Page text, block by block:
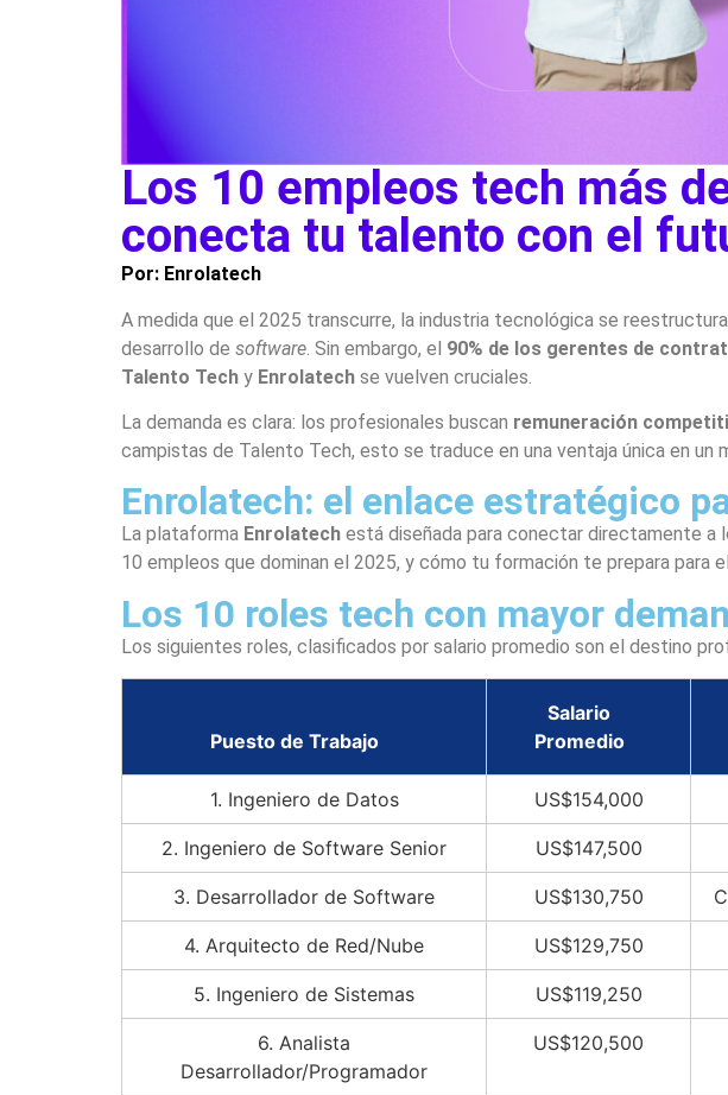
Los 10 empleos tech más
conecta tu talento con el
Por: Enrolatech
A medida que el 2025 transcurre, la industria tecnológica se
desarrollo de software . Sin embargo, el 90% de los gerentes de
Talento Tech y Enrolatech se vuelven cruciales.
La demanda es clara: los profesionales buscan remuneración
campistas de Talento Tech, esto se traduce en una ventaja única en un
Enrolatech: el enlace estratégico
La plataforma Enrolatech está diseñada para conectar directamente a
10 empleos que dominan el 2025, y cómo tu formación te prepara para
Los 10 roles tech con mayor
Los siguientes roles, clasificados por salario promedio son el destino
Puesto de Trabajo
Salario
Promedio
1. Ingeniero de Datos US$154,000
2. Ingeniero de Software Senior US$147,500
3. Desarrollador de Software US$130,750
4. Arquitecto de Red/Nube US$129,750
5. Ingeniero de Sistemas US$119,250
6. Analista
Desarrollador/Programador
US$120,500